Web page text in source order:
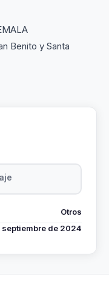
Benito y Santa
Otros
septiembre de 2024